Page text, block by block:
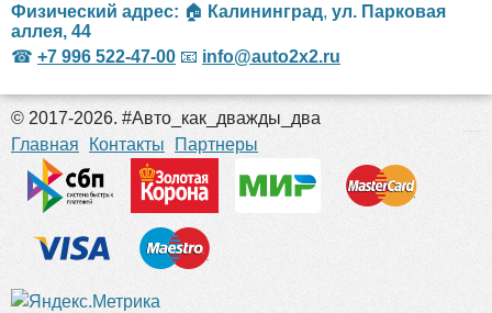
Физический адрес: 🏠 Калининград, ул. Парковая
аллея, 44
☎ +7 996 522-47-00 📧 info@auto2x2.ru
© 2017-2026. #Авто_как_дважды_два
Главная
Контакты Партнеры